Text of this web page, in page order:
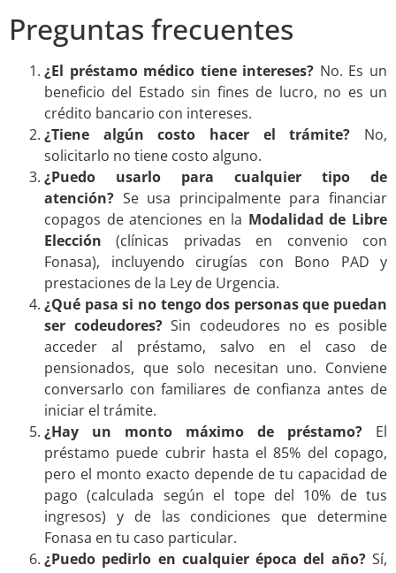
Preguntas frecuentes
¿El préstamo médico tiene intereses? No. Es un
beneficio del Estado sin fines de lucro, no es un
crédito bancario con intereses.
¿Tiene algún costo hacer el trámite? No,
solicitarlo no tiene costo alguno.
¿Puedo usarlo para cualquier tipo de
atención? Se usa principalmente para financiar
copagos de atenciones en la Modalidad de Libre
Elección (clínicas privadas en convenio con
Fonasa), incluyendo cirugías con Bono PAD y
prestaciones de la Ley de Urgencia.
¿Qué pasa si no tengo dos personas que puedan
ser codeudores?Sin codeudores no es posible
acceder al préstamo, salvo en el caso de
pensionados, que solo necesitan uno. Conviene
conversarlo con familiares de confianza antes de
iniciar el trámite.
¿Hay un monto máximo de préstamo? El
préstamo puede cubrir hasta el 85% del copago,
pero el monto exacto depende de tu capacidad de
pago (calculada según el tope del 10% de tus
ingresos) y de las condiciones que determine
Fonasa en tu caso particular.
¿Puedo pedirlo en cualquier época del año?Sí,